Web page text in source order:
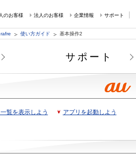
のお客様 法人のお客様 企業情報 サポート
使い方ガイド 基本操作2
サポート
覧を表示しよう
アプリを起動しよう